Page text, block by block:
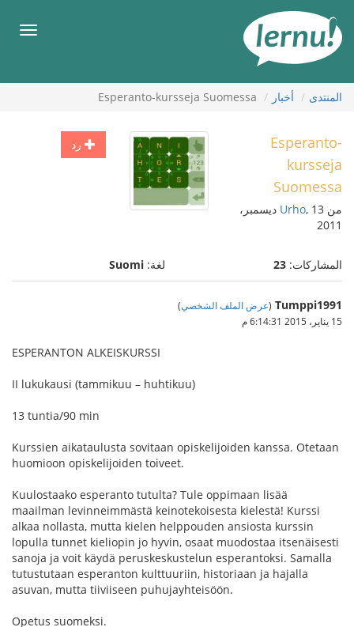
المحتويات
قائمة
المنتدى أخبار Esperanto-kursseja Suomessa
رد
Esperanto-
kursseja
Suomessa
من Urho , 13 ديسمبر،
2011
المشاركات: 23 لغة: Suomi
Tumppi1991
(عرض الملف الشخصي)
15 يناير، 2015 6:14:31 م
ESPERANTON ALKEISKURSSI
II lukukausi (tammikuu – huhtikuu)
13 tuntia/90 min
Kurssien aikataulusta sovitaan opiskelijoiden kanssa. Otetaan
huomioon opiskelijoiden toiveet.
Kuulostaako esperanto tutulta? Tule oppimaan lisää
maailman levinneimmästä keinotekoisesta kielestä! Kurssi
alkaa nollasta, mutta kielen helppouden ansiosta kurssin
lopulla tunnet kieliopin jo hyvin, osaat muodostaa itsenäisesti
sanoja ja voit käydä peruskeskustelun esperantoksi. Samalla
tutustutaan esperanton kulttuuriin, historiaan ja hajalla
asuvan, mutta tiiviiseen puhujayhteisöön.
Opetus suomeksi.